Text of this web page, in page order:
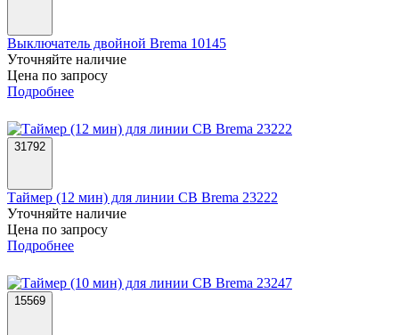
Выключатель двойной Brema 10145
Уточняйте наличие
Цена по запросу
Подробнее
31792
Таймер (12 мин) для линии СВ Brema 23222
Уточняйте наличие
Цена по запросу
Подробнее
15569